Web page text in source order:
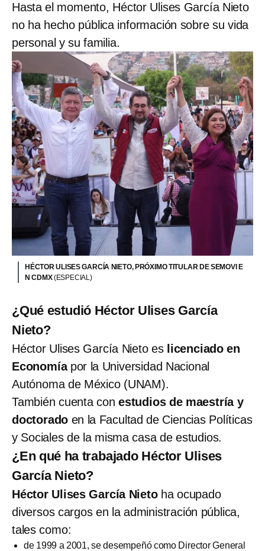
Hasta el momento, Héctor Ulises García Nieto
no ha hecho pública información sobre su vida
personal y su familia.
HÉCTOR ULISES GARCÍA NIETO, PRÓXIMO TITULAR DE SEMOVI E
N CDMX(ESPECIAL)
¿Qué estudió Héctor Ulises García
Nieto?
Héctor Ulises García Nieto es licenciado en
Economíapor la Universidad Nacional
Autónoma de México (UNAM).
También cuenta con estudios de maestría y
doctorado en la Facultad de Ciencias Políticas
y Sociales de la misma casa de estudios.
¿En qué ha trabajado Héctor Ulises
García Nieto?
Héctor Ulises García Nietoha ocupado
diversos cargos en la administración pública,
tales como:
de 1999 a 2001, se desempeñó como Director General